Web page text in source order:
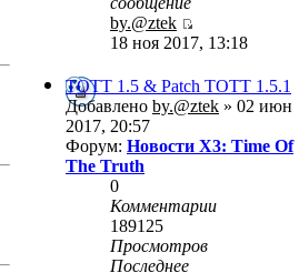
by.@ztek
18 ноя 2017, 13:18
TOTT 1.5 & Patch TOTT 1.5.1
Добавлено by.@ztek » 02 июн
2017, 20:57
Форум: Новости X3: Time Of
The Truth
0
Комментарии
189125
Просмотров
Последнее